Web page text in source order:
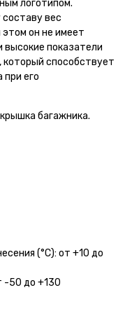
логотипом.
вес
он не имеет
показатели
способствует
его
багажника.
(°С): от +10 до
-50 до +130